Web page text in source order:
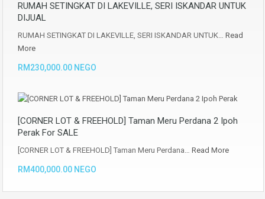
RUMAH SETINGKAT DI LAKEVILLE, SERI ISKANDAR UNTUK
DIJUAL
RUMAH SETINGKAT DI LAKEVILLE, SERI ISKANDAR UNTUK… Read
More
RM230,000.00 NEGO
[CORNER LOT & FREEHOLD] Taman Meru Perdana 2 Ipoh
Perak For SALE
[CORNER LOT & FREEHOLD] Taman Meru Perdana… Read More
RM400,000.00 NEGO